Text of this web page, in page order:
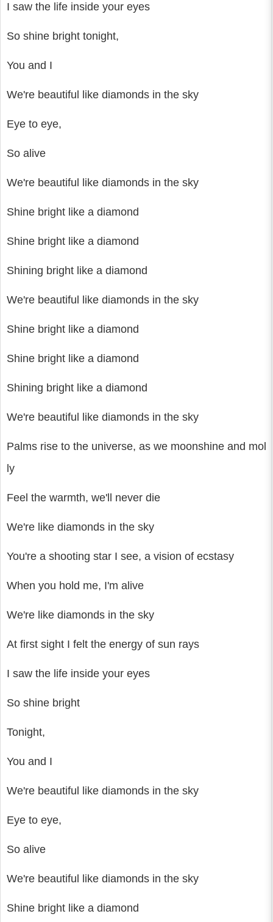
I saw the life inside your eyes
So shine bright tonight,
You and I
We're beautiful like diamonds in the sky
Eye to eye,
So alive
We're beautiful like diamonds in the sky
Shine bright like a diamond
Shine bright like a diamond
Shining bright like a diamond
We're beautiful like diamonds in the sky
Shine bright like a diamond
Shine bright like a diamond
Shining bright like a diamond
We're beautiful like diamonds in the sky
Palms rise to the universe, as we moonshine and mol
ly
Feel the warmth, we'll never die
We're like diamonds in the sky
You're a shooting star I see, a vision of ecstasy
When you hold me, I'm alive
We're like diamonds in the sky
At first sight I felt the energy of sun rays
I saw the life inside your eyes
So shine bright
Tonight,
You and I
We're beautiful like diamonds in the sky
Eye to eye,
So alive
We're beautiful like diamonds in the sky
Shine bright like a diamond